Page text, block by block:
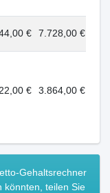
€ 7.728,00 €
€ 3.864,00 €
Gehaltsrechner
könnten, teilen Sie